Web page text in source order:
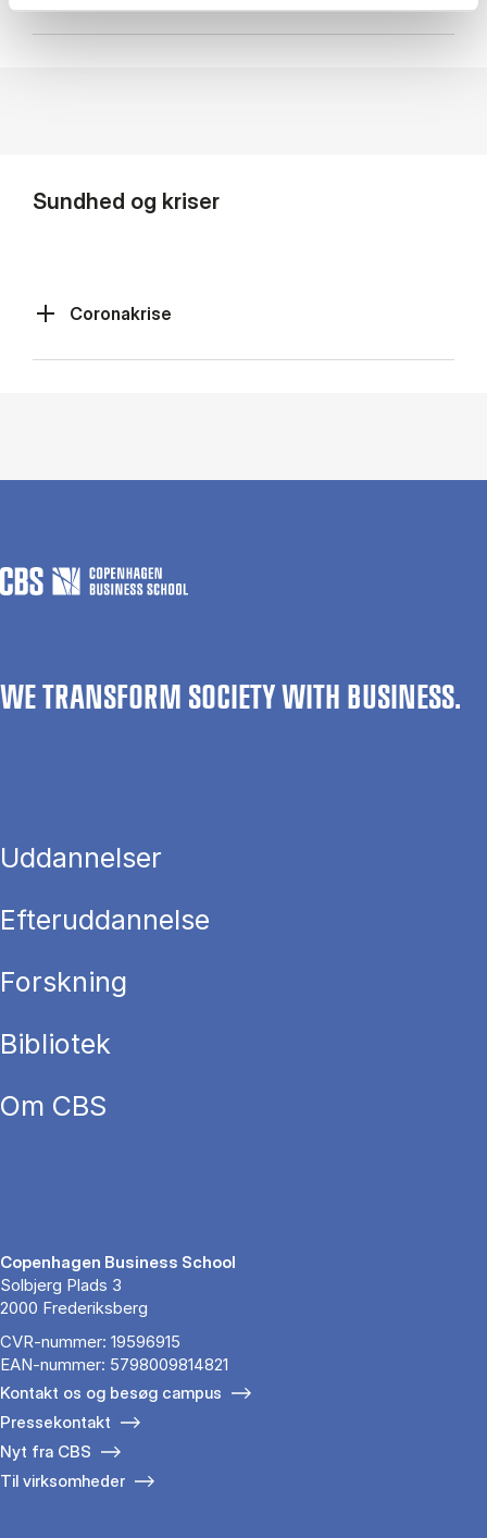
Sundhed og kriser
Coronakrise
WE TRANSFORM SOCIETY WITH BUSINESS.
Uddannelser
Efteruddannelse
Forskning
Bibliotek
Om CBS
Copenhagen Business School
Solbjerg Plads 3
2000 Frederiksberg
CVR-nummer: 19596915
EAN-nummer: 5798009814821
Kontakt os og besøg campus
Pressekontakt
Nyt fra CBS
Til virksomheder